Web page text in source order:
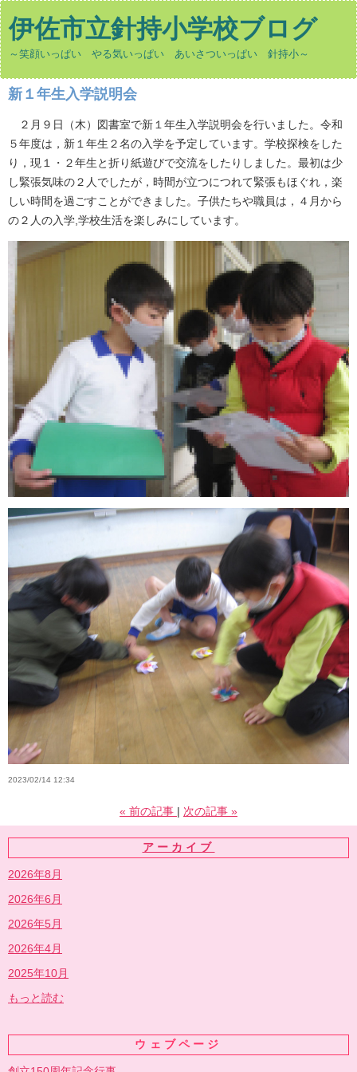
伊佐市立針持小学校ブログ
～笑顔いっぱい やる気いっぱい あいさついっぱい 針持小～
新１年生入学説明会
２月９日（木）図書室で新１年生入学説明会を行いました。令和
５年度は，新１年生２名の入学を予定しています。学校探検をした
り，現１・２年生と折り紙遊びで交流をしたりしました。最初は少
し緊張気味の２人でしたが，時間が立つにつれて緊張もほぐれ，楽
しい時間を過ごすことができました。子供たちや職員は，４月から
の２人の入学,学校生活を楽しみにしています。
2023/02/14 12:34
« 前の記事 次の記事 »
アーカイブ
2026年8月
2026年6月
2026年5月
2026年4月
2025年10月
もっと読む
ウェブページ